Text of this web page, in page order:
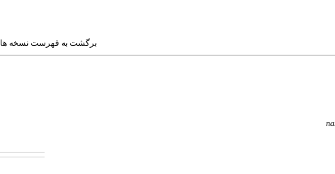
برگشت به فهرست نسخه ها